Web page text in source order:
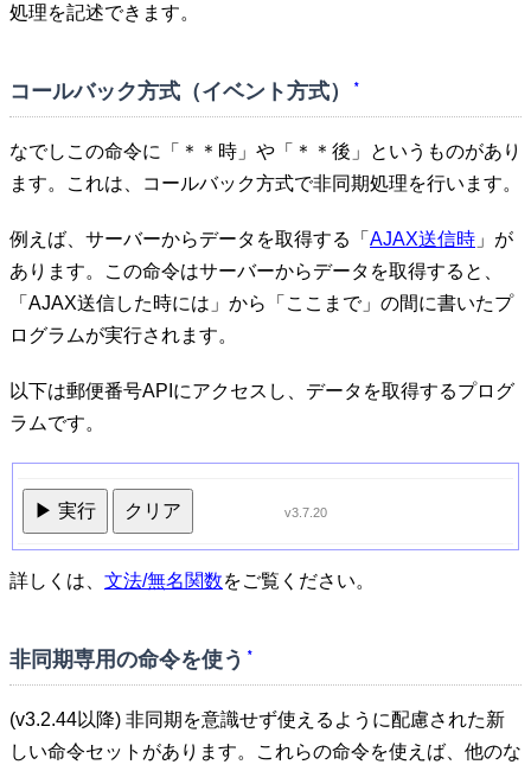
処理を記述できます。
コールバック方式（イベント方式） *
なでしこの命令に「＊＊時」や「＊＊後」というものがあり
ます。これは、コールバック方式で非同期処理を行います。
例えば、サーバーからデータを取得する「 AJAX送信時 」が
あります。この命令はサーバーからデータを取得すると、
「AJAX送信した時には」から「ここまで」の間に書いたプ
ログラムが実行されます。
以下は郵便番号APIにアクセスし、データを取得するプログ
ラムです。
▶ 実行 クリア v3.7.20
詳しくは、 文法/無名関数をご覧ください。
非同期専用の命令を使う *
(v3.2.44以降) 非同期を意識せず使えるように配慮された新
しい命令セットがあります。これらの命令を使えば、他のな